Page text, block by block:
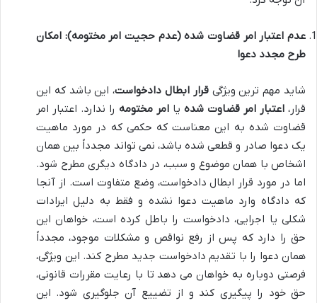
عدم اعتبار امر قضاوت شده (عدم حجیت امر مختومه): امکان
طرح مجدد دعوا
شاید مهم ترین ویژگیقرار ابطال دادخواست، این باشد که این
قرار، اعتبار امر قضاوت شده یا امر مختومه را ندارد. اعتبار امر
قضاوت شده به این معناست که حکمی که در مورد ماهیت
یک دعوا صادر و قطعی شده باشد، نمی تواند مجدداً بین همان
اشخاص با همان موضوع و سبب، در دادگاه دیگری مطرح شود.
اما در مورد قرار ابطال دادخواست، وضع متفاوت است. از آنجا
که دادگاه وارد ماهیت دعوا نشده و فقط به دلیل ایرادات
شکلی یا اجرایی، دادخواست را باطل کرده است، خواهان این
حق را دارد که پس از رفع نواقص و مشکلات موجود، مجدداً
همان دعوا را با تقدیم دادخواست جدید مطرح کند. این ویژگی،
فرصتی دوباره به خواهان می دهد تا با رعایت مقررات قانونی،
حق خود را پیگیری کند و از تضییع آن جلوگیری شود. این